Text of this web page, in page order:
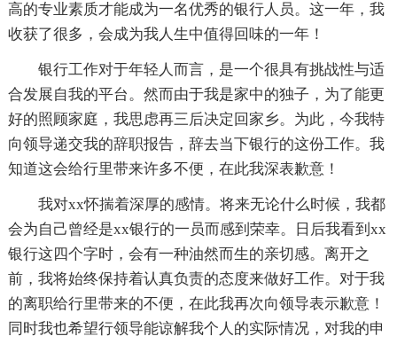
高的专业素质才能成为一名优秀的银行人员。这一年，我
收获了很多，会成为我人生中值得回味的一年！
银行工作对于年轻人而言，是一个很具有挑战性与适
合发展自我的平台。然而由于我是家中的独子，为了能更
好的照顾家庭，我思虑再三后决定回家乡。为此，今我特
向领导递交我的辞职报告，辞去当下银行的这份工作。我
知道这会给行里带来许多不便，在此我深表歉意！
我对xx怀揣着深厚的感情。将来无论什么时候，我都
会为自己曾经是xx银行的一员而感到荣幸。日后我看到xx
银行这四个字时，会有一种油然而生的亲切感。离开之
前，我将始终保持着认真负责的态度来做好工作。对于我
的离职给行里带来的不便，在此我再次向领导表示歉意！
同时我也希望行领导能谅解我个人的实际情况，对我的申